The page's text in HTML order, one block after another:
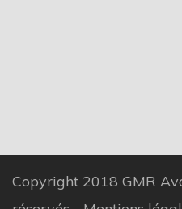
Copyright 2018 GMR